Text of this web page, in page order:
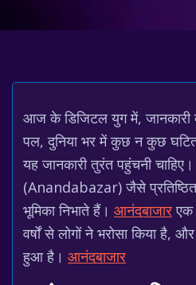
आज के डिजिटल युग में, जानकारी
पल, दुनिया भर में कुछ न कुछ
यह जानकारी तुरंत पहुंचनी
(Anandabazar) जैसे प्रतिष्ठित
भूमिका निभाते हैं। आनंदबाजारएक
वर्षों से लोगों ने भरोसा किया है,
हुआ है। आनंदबाजार